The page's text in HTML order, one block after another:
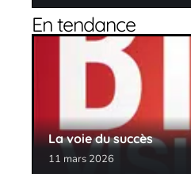
En tendance
La voie du succès
11 mars 2026